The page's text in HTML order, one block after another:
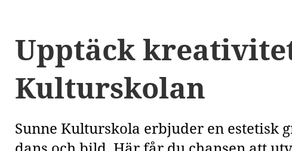
Upptäck
Kulturskolan
Sunne Kulturskola erbjuder en